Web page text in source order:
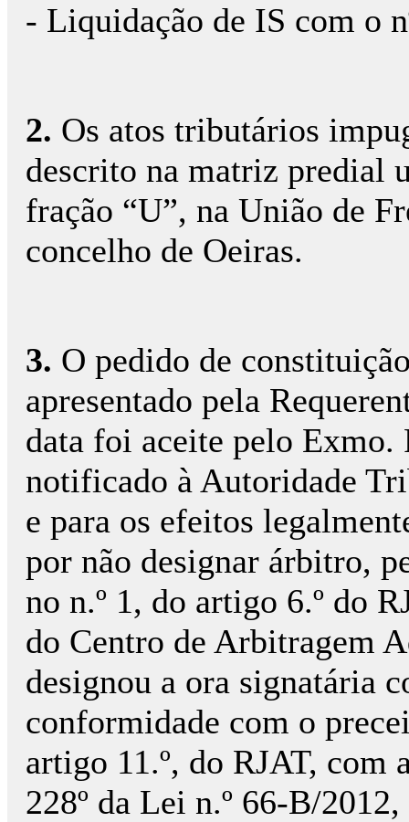
- Liquidação de IS com o
2. Os atos tributários
descrito na matriz predial
fração “U”, na União
concelho de Oeiras.
3. O pedido de
apresentado pela
data foi aceite pelo Exmo.
notificado à Autoridade
e para os efeitos
por não designar árbitro,
no n.º 1, do artigo 6.º do
do Centro de Arbitragem
designou a ora signatária
conformidade com o
artigo 11.º, do RJAT, com
228º da Lei n.º 66-B/